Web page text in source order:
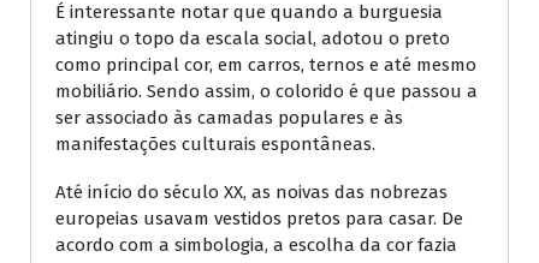
É interessante notar que quando a burguesia
atingiu o topo da escala social, adotou o preto
como principal cor, em carros, ternos e até mesmo
mobiliário. Sendo assim, o colorido é que passou a
ser associado às camadas populares e às
manifestações culturais espontâneas.
Até início do século XX, as noivas das nobrezas
europeias usavam vestidos pretos para casar. De
acordo com a simbologia, a escolha da cor fazia